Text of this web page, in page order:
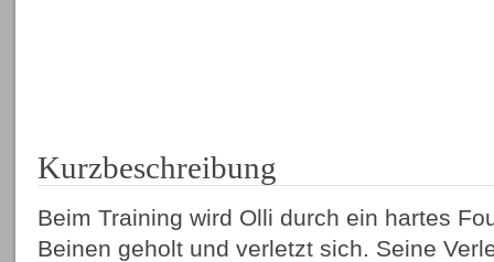
Kurzbeschreibung
Beim Training wird Olli durch ein hartes
Beinen geholt und verletzt sich. Seine